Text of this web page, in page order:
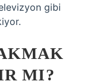
gibi
MI?